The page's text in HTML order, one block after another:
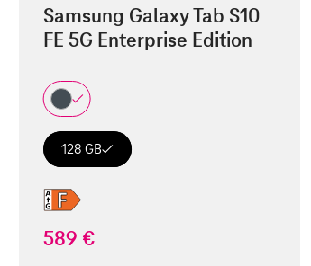
Samsung Galaxy Tab S10
FE 5G Enterprise Edition
128 GB
589 €